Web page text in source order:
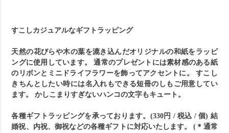
すこしカジュアルなギフトラッピング
天然の花びらや木の葉を漉き込んだオリジナルの和紙をラッピ
ングに使用しています。
通常のプレゼントには素材感のある紙
のリボンとミニドライフラワーを飾ってアクセントに。 すこし
きちんとしたい時には名入れもできる短冊のしもご用意してい
ます。
かしこまりすぎないハンコの文字もキュート。
各種ギフトラッピングを承っております。(330円 / 税込 / 個) 結
婚祝、内祝、御祝などの各種ギフトに対応いたします。
(＊通常